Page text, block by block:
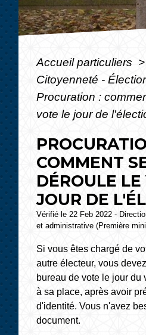
Accueil particuliers >
Citoyenneté -
Procuration :
vote le jour de
COMMENT
DÉROULE
JOUR DE
Vérifié le 22 Feb 2022 -
et administrative (Première
Si vous êtes chargé de
autre électeur, vous
bureau de vote le jour du
à sa place, après avoir
d'identité. Vous n'avez
document.